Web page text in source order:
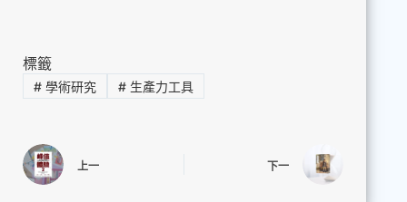
標籤
#學術研究 #生產力工具
上一 下一